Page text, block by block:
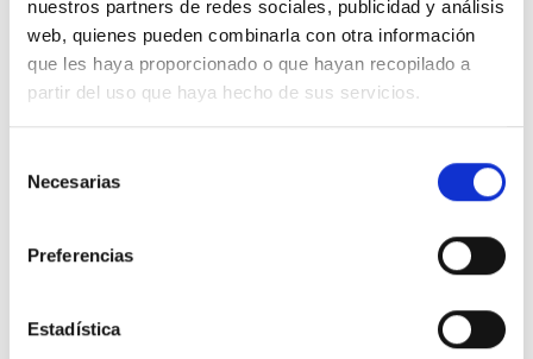
nuestros partners de redes sociales, publicidad y análisis
web, quienes pueden combinarla con otra información
que les haya proporcionado o que hayan recopilado a
partir del uso que haya hecho de sus servicios.
Necesarias
Preferencias
Estadísticacon diamantes